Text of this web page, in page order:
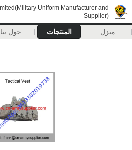
Co., Limited(Military Uniform Manufacturer
المنتجات حول بنا